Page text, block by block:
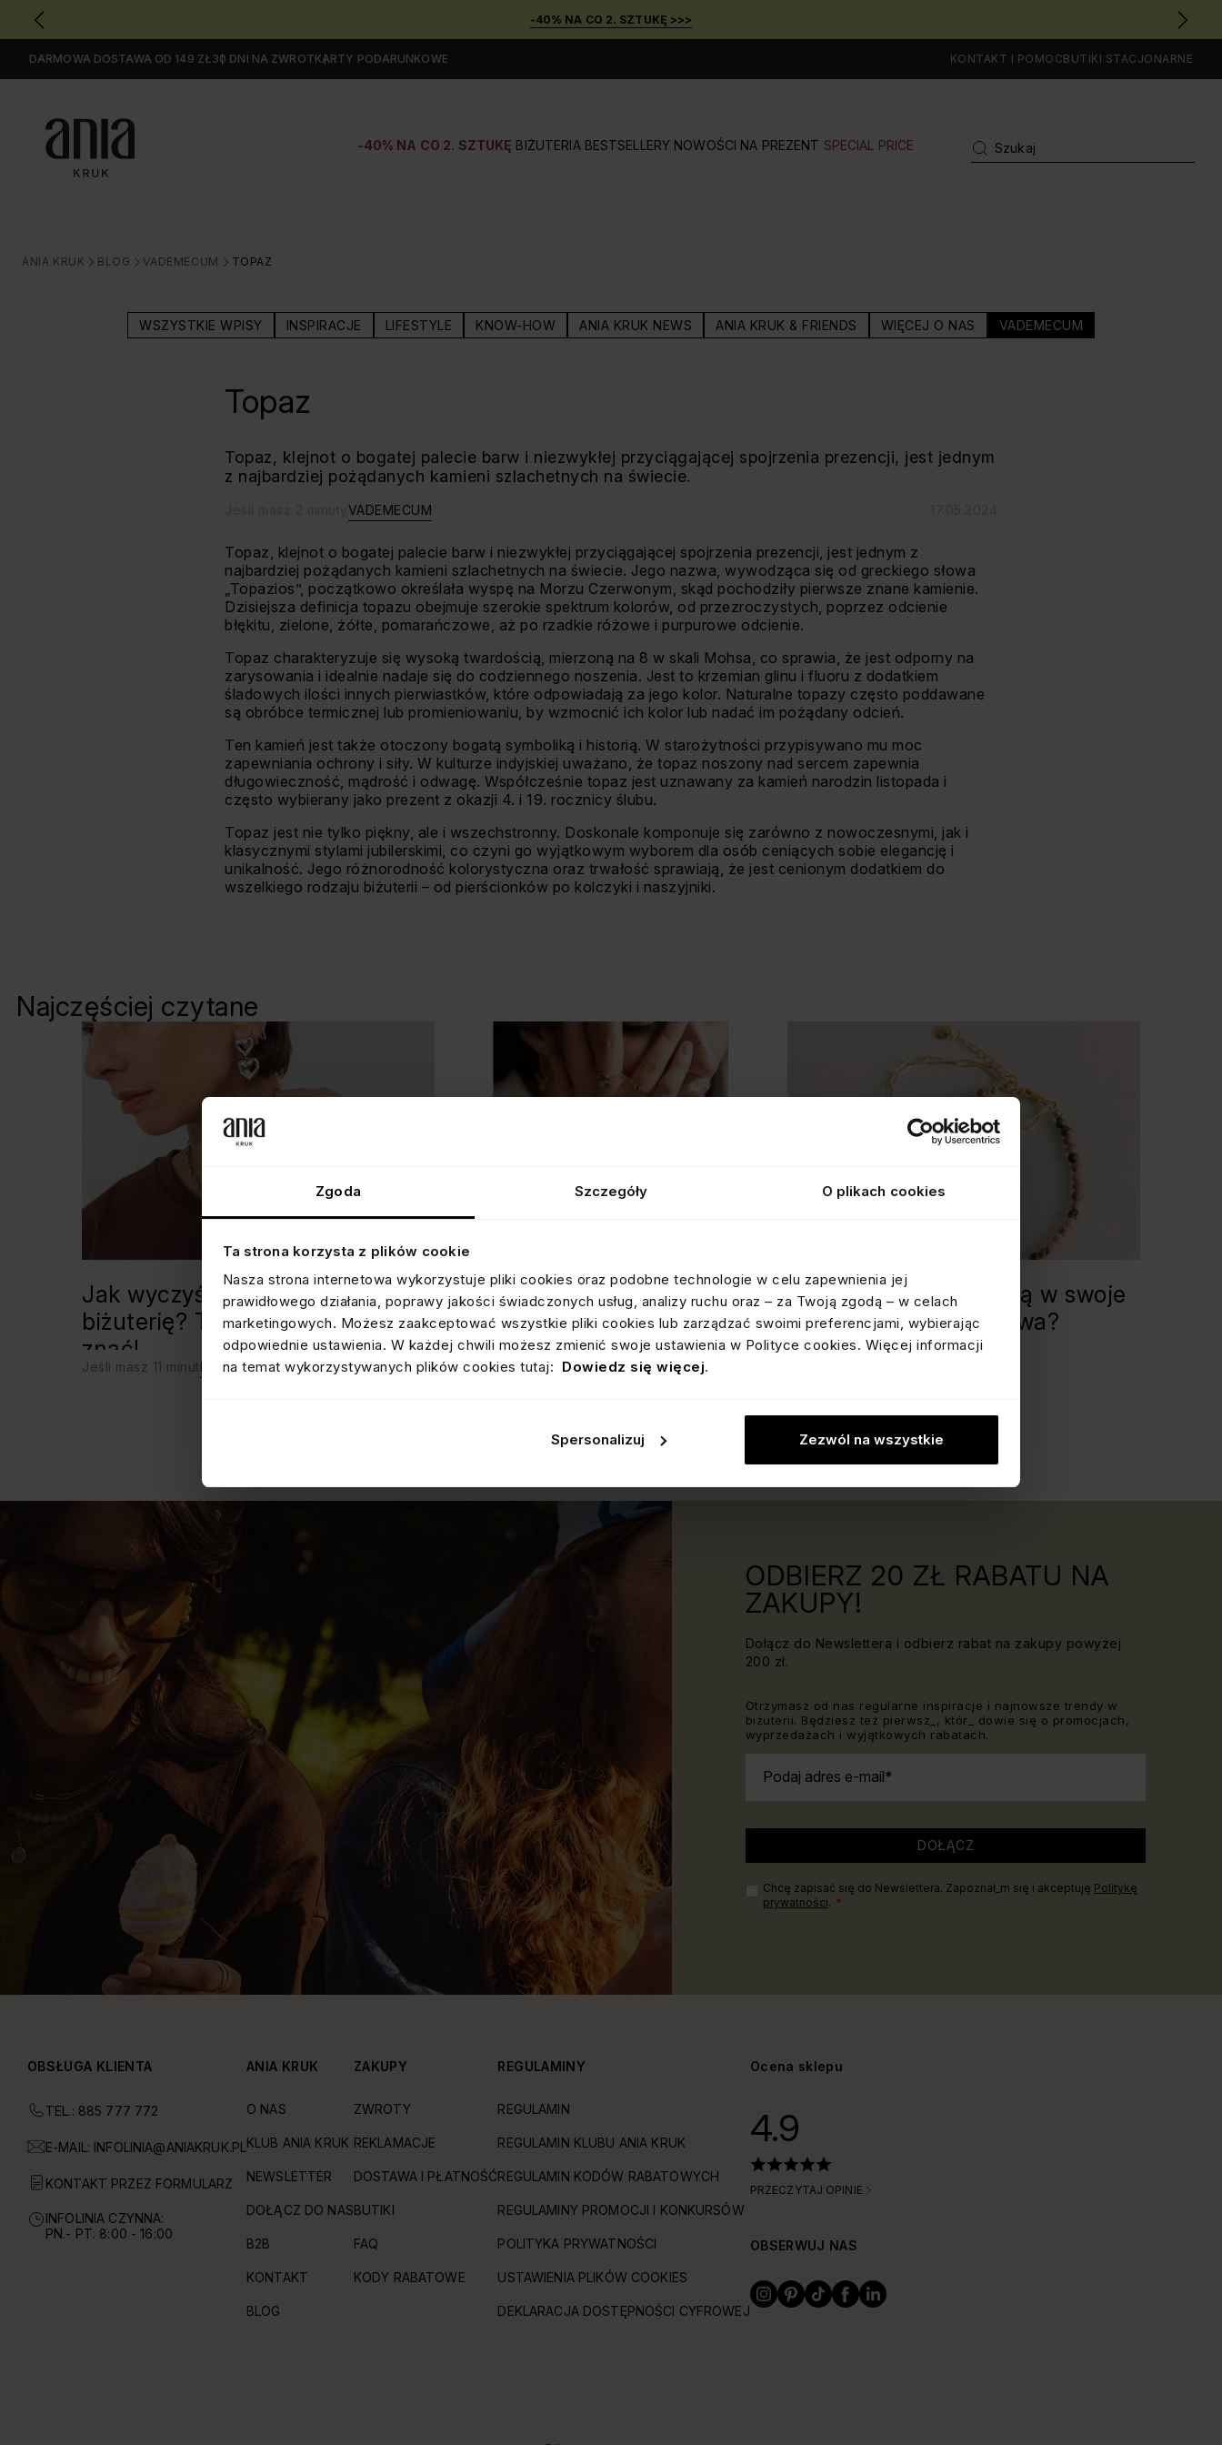
Zgoda Szczegóły O plikach cookies
Ta strona korzysta z plików cookie
Nasza strona internetowa wykorzystuje pliki cookies oraz podobne technologie w celu zapewnienia jej
prawidłowego działania, poprawy jakości świadczonych usług, analizy ruchu oraz – za Twoją zgodą – w celach
marketingowych. Możesz zaakceptować wszystkie pliki cookies lub zarządzać swoimi preferencjami, wybierając
odpowiednie ustawienia. W każdej chwili możesz zmienić swoje ustawienia w Polityce cookies. Więcej informacji
na temat wykorzystywanych plików cookies tutaj: Dowiedz się więcej.
Spersonalizuj Zezwól na wszystkie
GŁÓWNEJ
ZAWARTOŚCI
MENU
-40% NA CO 2. SZTUKĘ >>>
DARMOWA DOSTAWA OD 149 ZŁ30 DNI NA ZWROTKARTY PODARUNKOWE KONTAKT I POMOCBUTIKI STACJONARNE
-40% NA CO 2. SZTUKĘ BIŻUTERIA BESTSELLERY NOWOŚCI NA PREZENT SPECIAL PRICE
ANIA KRUK
>
BLOG
>
VADEMECUM
>
TOPAZ
WSZYSTKIE WPISY INSPIRACJE LIFESTYLE KNOW-HOW ANIA KRUK NEWS ANIA KRUK & FRIENDS WIĘCEJ O NAS VADEMECUM
Topaz
Topaz, klejnot o bogatej palecie barw i niezwykłej przyciągającej spojrzenia prezencji, jest jednym
z najbardziej pożądanych kamieni szlachetnych na świecie.
VADEMECUM
Topaz, klejnot o bogatej palecie barw i niezwykłej przyciągającej spojrzenia prezencji, jest jednym z
najbardziej pożądanych kamieni szlachetnych na świecie. Jego nazwa, wywodząca się od greckiego słowa
„Topazios”, początkowo określała wyspę na Morzu Czerwonym, skąd pochodziły pierwsze znane kamienie.
Dzisiejsza definicja topazu obejmuje szerokie spektrum kolorów, od przezroczystych, poprzez odcienie
błękitu, zielone, żółte, pomarańczowe, aż po rzadkie różowe i purpurowe odcienie.
Topaz charakteryzuje się wysoką twardością, mierzoną na 8 w skali Mohsa, co sprawia, że jest odporny na
zarysowania i idealnie nadaje się do codziennego noszenia. Jest to krzemian glinu i fluoru z dodatkiem
śladowych ilości innych pierwiastków, które odpowiadają za jego kolor. Naturalne topazy często poddawane
są obróbce termicznej lub promieniowaniu, by wzmocnić ich kolor lub nadać im pożądany odcień.
Ten kamień jest także otoczony bogatą symboliką i historią. W starożytności przypisywano mu moc
zapewniania ochrony i siły. W kulturze indyjskiej uważano, że topaz noszony nad sercem zapewnia
długowieczność, mądrość i odwagę. Współcześnie topaz jest uznawany za kamień narodzin listopada i
często wybierany jako prezent z okazji 4. i 19. rocznicy ślubu.
Topaz jest nie tylko piękny, ale i wszechstronny. Doskonale komponuje się zarówno z nowoczesnymi, jak i
klasycznymi stylami jubilerskimi, co czyni go wyjątkowym wyborem dla osób ceniących sobie elegancję i
unikalność. Jego różnorodność kolorystyczna oraz trwałość sprawiają, że jest cenionym dodatkiem do
wszelkiego rodzaju biżuterii – od pierścionków po kolczyki i naszyjniki.
Najczęściej czytane
Jak wyczyścić srebrną
biżuterię? Triki, które warto
znać!
Jeśli masz 11 minutKNOW-HOW
Jak mierzyć pierścionki?
Jeśli masz 5 minutKNOW-HOW
Dla tych, którzy wierzą w swoje
siły: jaki kamień dla Lwa?
ODBIERZ 20 ZŁ RABATU NA
ZAKUPY!
Dołącz do Newslettera i odbierz rabat na zakupy powyżej
200 zł.
Otrzymasz od nas regularne inspiracje i najnowsze trendy w
biżuterii. Będziesz też pierwsz_, któr_ dowie się o promocjach,
wyprzedażach i wyjątkowych rabatach.
Podaj adres e-mail
DOŁĄCZ
Chcę zapisać się do Newslettera. Zapoznał_m się i akceptuję Politykę
prywatności.
OBSŁUGA KLIENTA
TEL.: 885 777 772
E-MAIL: INFOLINIA@ANIAKRUK.PL
KONTAKT PRZEZ FORMULARZ
INFOLINIA CZYNNA:
PN.- PT. 8:00 - 16:00
ANIA KRUK
O NAS
KLUB ANIA KRUK
NEWSLETTER
DOŁĄCZ DO NAS
B2B
KONTAKT
BLOG
ZAKUPY
ZWROTY
REKLAMACJE
DOSTAWA I PŁATNOŚĆ
BUTIKI
FAQ
KODY RABATOWE
REGULAMINY
REGULAMIN
REGULAMIN KLUBU ANIA KRUK
REGULAMIN KODÓW RABATOWYCH
REGULAMINY PROMOCJI I KONKURSÓW
POLITYKA PRYWATNOŚCI
USTAWIENIA PLIKÓW COOKIES
DEKLARACJA DOSTĘPNOŚCI CYFROWEJ
Ocena sklepu
4.9
PRZECZYTAJ OPINIE
OBSERWUJ NAS